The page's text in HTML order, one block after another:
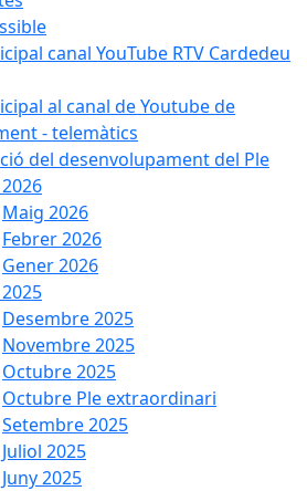
canal YouTube RTV Cardedeu
al canal de Youtube de
- telemàtics
del desenvolupament del Ple
Maig 2026
Febrer 2026
Gener 2026
Desembre 2025
Novembre 2025
Octubre 2025
Octubre Ple extraordinari
Setembre 2025
Juliol 2025
Juny 2025